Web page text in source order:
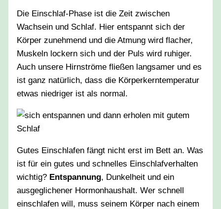
Die Einschlaf-Phase ist die Zeit zwischen
Wachsein und Schlaf. Hier entspannt sich der
Körper zunehmend und die Atmung wird flacher,
Muskeln lockern sich und der Puls wird ruhiger.
Auch unsere Hirnströme fließen langsamer und es
ist ganz natürlich, dass die Körperkerntemperatur
etwas niedriger ist als normal.
Gutes Einschlafen fängt nicht erst im Bett an. Was
ist für ein gutes und schnelles Einschlafverhalten
wichtig? Entspannung, Dunkelheit und ein
ausgeglichener Hormonhaushalt. Wer schnell
einschlafen will, muss seinem Körper nach einem